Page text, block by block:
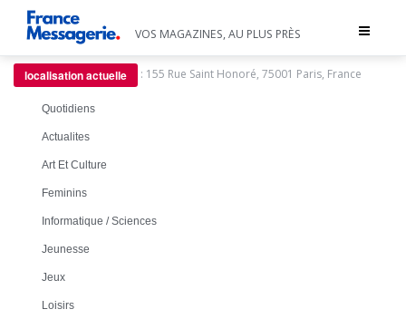
Toggle
VOS MAGAZINES, AU PLUS PRÈS
localisation actuelle : 155 Rue Saint Honoré, 75001 Paris, France
Quotidiens
Actualites
Art Et Culture
Feminins
Informatique / Sciences
Jeunesse
Jeux
Loisirs